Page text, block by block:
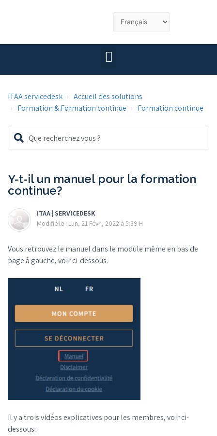
ITAA servicedesk
Accueil des solutions
Formation & Formation continue
Formation continue
Y-t-il un manuel pour la formation
continue?
ITAA | SERVICEDESK
Modifié le : Lun, 21 Févr., 2022 à 5:39 H
Vous retrouvez le manuel dans le module même en bas de
page à gauche, voir ci-dessous.
Il y a trois vidéos explicatives pour les membres, voir ci-
dessous: